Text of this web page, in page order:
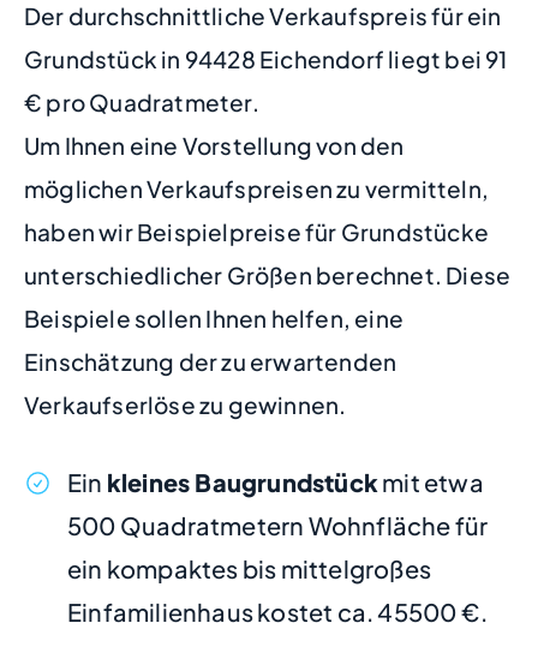
Der durchschnittliche Verkaufspreis für ein
Grundstück in 94428 Eichendorf liegt bei 91
€ pro Quadratmeter.
Um Ihnen eine Vorstellung von den
möglichen Verkaufspreisen zu vermitteln,
haben wir Beispielpreise für Grundstücke
unterschiedlicher Größen berechnet. Diese
Beispiele sollen Ihnen helfen, eine
Einschätzung der zu erwartenden
Verkaufserlöse zu gewinnen.
Ein kleines Baugrundstückmit etwa
500 Quadratmetern Wohnfläche für
ein kompaktes bis mittelgroßes
Einfamilienhaus kostet ca. 45500 €.